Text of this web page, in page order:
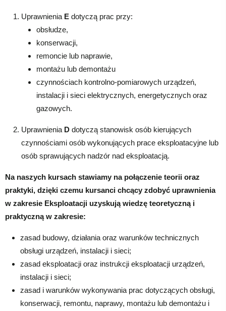
Uprawnienia E dotyczą prac przy:
obsłudze,
konserwacji,
remoncie lub naprawie,
montażu lub demontażu
czynnościach kontrolno-pomiarowych urządzeń,
instalacji i sieci elektrycznych, energetycznych oraz
gazowych.
Uprawnienia D dotyczą stanowisk osób kierujących
czynnościami osób wykonujących prace eksploatacyjne lub
osób sprawujących nadzór nad eksploatacją.
Na naszych kursach stawiamy na połączenie teorii oraz
praktyki, dzięki czemu kursanci chcący zdobyć uprawnienia
w zakresie Eksploatacji uzyskują wiedzę teoretyczną i
praktyczną w zakresie:
zasad budowy, działania oraz warunków technicznych
obsługi urządzeń, instalacji i sieci;
zasad eksploatacji oraz instrukcji eksploatacji urządzeń,
instalacji i sieci;
zasad i warunków wykonywania prac dotyczących obsługi,
konserwacji, remontu, naprawy, montażu lub demontażu i